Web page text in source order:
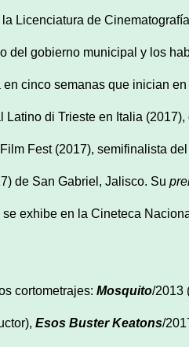
Licenciatura de
del gobierno municipal y los
cinco semanas que inician
di Trieste en Italia
Fest (2017), semifinalista
de San Gabriel, Jalisco. Su
exhibe en la Cineteca
cortometrajes: Mosquito/2013
Esos Buster Keatons/